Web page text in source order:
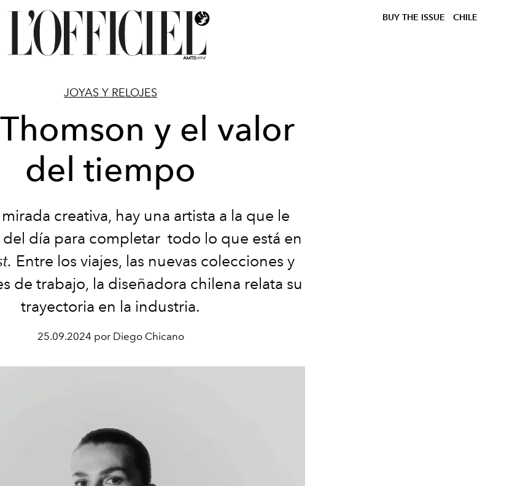
BUY THE ISSUE CHILE
JOYAS Y RELOJES
y el valor
del tiempo
creativa, hay una artista a la que le
del día para completar todo lo que está en
Entre los viajes, las nuevas colecciones y
de trabajo, la diseñadora chilena relata su
trayectoria en la industria.
25.09.2024 por Diego Chicano